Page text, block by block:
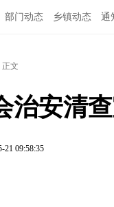
部门动态 乡镇动态 通
正文
治安清
21 09:58:35